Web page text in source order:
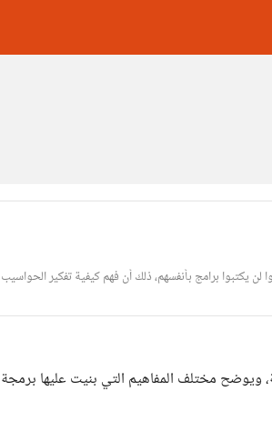
يكتبوا برامج بأنفسهم، ذلك أن فهم كيفية تفكير الحواسيب
مختلف المفاهيم التي بنيت عليها برمجة